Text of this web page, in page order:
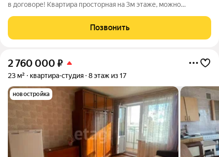
в договоре! Квартира просторная на 3м этаже, можно
светло, сухо и тепло! Площадь квартиры: Жилая: 17 м2 Кухня:
16,5 м2 готовить
Позвонить
2 760 000 ₽
23 м² квартира-студия 8 этаж из 17
новостройка